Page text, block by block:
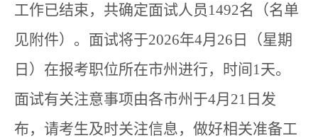
工作已结束，共确定面试人员 1492名
（名单
见附件）。面试将于2026年4月 26 日（星期
日 ） 在报考职位所在市州进行，时间 1 天。
面试有关注意事项由各市州于4月 21 日发
布，请考生及时关注信息，做好相关准备工